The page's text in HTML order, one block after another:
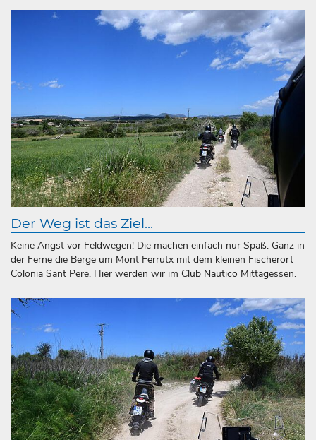
Der Weg ist das Ziel...
Keine Angst vor Feldwegen! Die machen einfach nur Spaß. Ganz in
der Ferne die Berge um Mont Ferrutx mit dem kleinen Fischerort
Colonia Sant Pere. Hier werden wir im Club Nautico Mittagessen.